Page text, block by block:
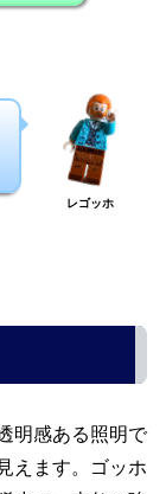
レゴッホ
明感ある照明で
えます。ゴッホ